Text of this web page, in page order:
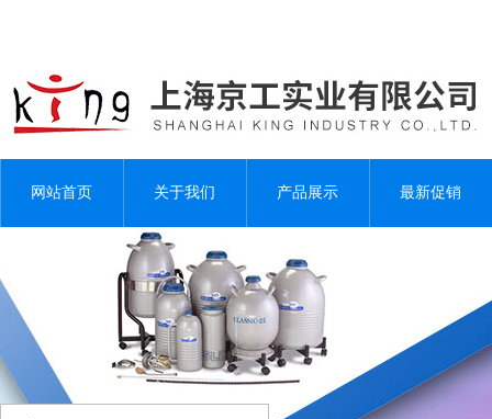
网站首页 关于我们 产品展示 最新促销